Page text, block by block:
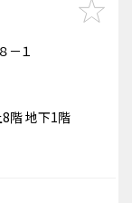
－１
8階 地下1階